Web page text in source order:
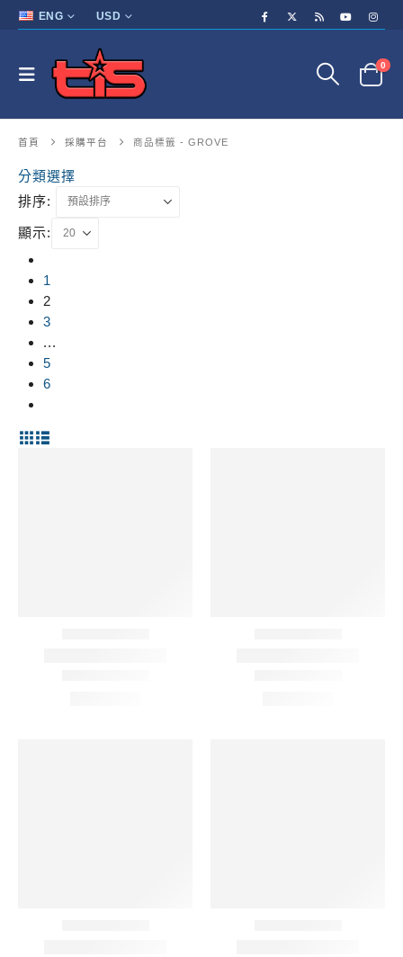
ENG USD
0
首頁 採購平台 商品標籤 - GROVE
分類選擇
排序:
顯示:
1
2
3
...
5
6